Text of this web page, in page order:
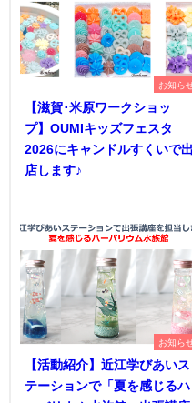
お知ら
【滋賀･米原ワークショッ
プ】OUMIキッズフェスタ
2026にキャンドルすくいで出
店します♪
お知ら
【活動紹介】近江学びあいス
テーションで「夏を感じるハ